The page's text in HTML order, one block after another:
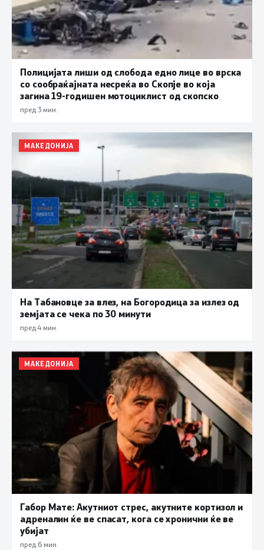
Полицијата лиши од слобода едно лице во врска
со сообраќајната несреќа во Скопје во која
загина 19-годишен мотоциклист од скопско
пред 3 мин.
МАКЕДОНИЈА
На Табановце за влез, на Богородица за излез од
земјата се чека по 30 минути
пред 4 мин.
МАКЕДОНИЈА
Габор Мате: Акутниот стрес, акутните кортизол и
адреналин ќе ве спасат, кога се хронични ќе ве
убијат
пред 6 мин.